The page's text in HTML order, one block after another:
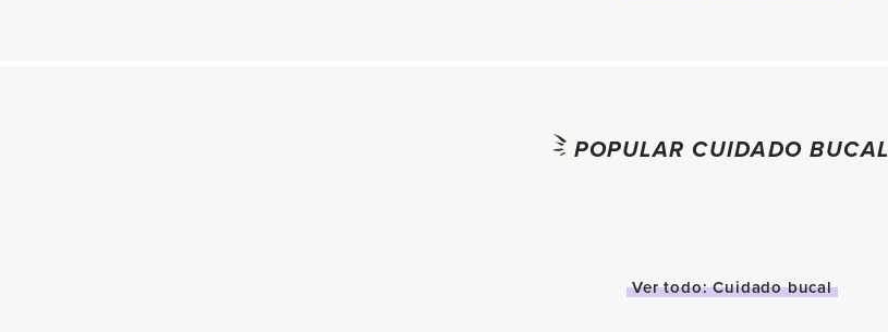
POPULAR CUIDADO BUCAL
Ver todo: Cuidado bucal